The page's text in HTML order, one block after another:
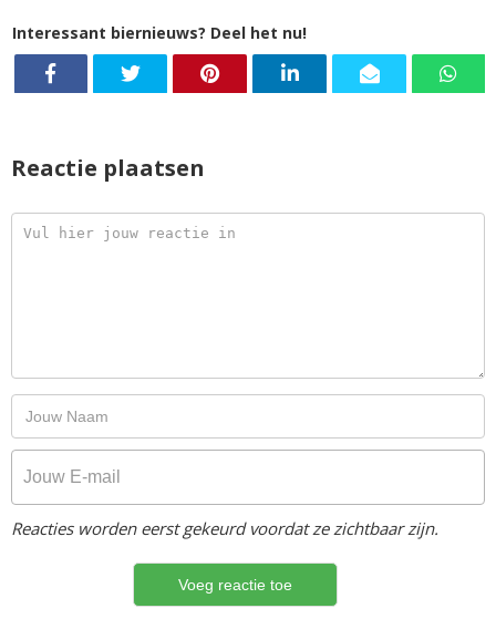
Interessant biernieuws? Deel het nu!
Reactie plaatsen
Reacties worden eerst gekeurd voordat ze zichtbaar zijn.